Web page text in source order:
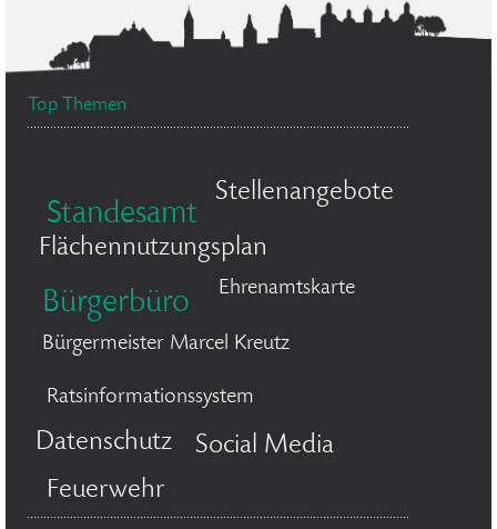
Top Themen
Standesamt
Stellenangebote
Flächennutzungsplan
Bürgerbüro Ehrenamtskarte
Bürgermeister Marcel Kreutz
Ratsinformationssystem
Datenschutz
Social Media
Feuerwehr